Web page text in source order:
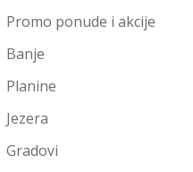
Promo ponude i akcije
Banje
Planine
Jezera
Gradovi